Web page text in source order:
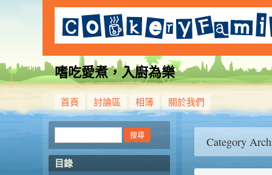
嗜吃愛煮，入廚為樂
首頁 討論區 相簿 關於我們
Category
目錄